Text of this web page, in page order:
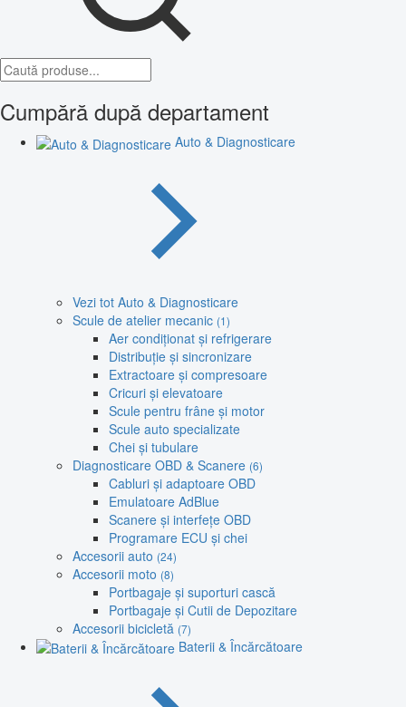
Cumpără după departament
Auto & Diagnosticare
Vezi tot Auto & Diagnosticare
Scule de atelier mecanic (1)
Aer condiționat și refrigerare
Distribuție și sincronizare
Extractoare și compresoare
Cricuri și elevatoare
Scule pentru frâne și motor
Scule auto specializate
Chei și tubulare
Diagnosticare OBD & Scanere (6)
Cabluri și adaptoare OBD
Emulatoare AdBlue
Scanere și interfețe OBD
Programare ECU și chei
Accesorii auto (24)
Accesorii moto (8)
Portbagaje și suporturi cască
Portbagaje și Cutii de Depozitare
Accesorii bicicletă (7)
Baterii & Încărcătoare